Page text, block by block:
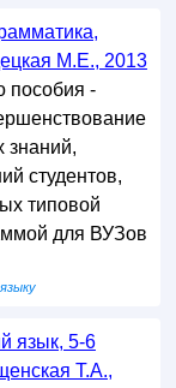
М.Е., 2013
пособия -
знаний,
студентов,
типовой
для ВУЗов
язык, 5-6
Т.А.,